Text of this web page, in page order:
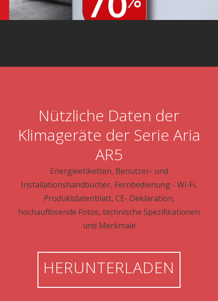
Nützliche Daten der
Klimageräte der Serie Aria
AR5
Energieetiketten, Benutzer- und
Installationshandbücher, Fernbedienung - Wi-Fi,
Produktdatenblatt, CE- Deklaration,
hochauflösende Fotos, technische Spezifikationen
und Merkmale
HERUNTERLADEN